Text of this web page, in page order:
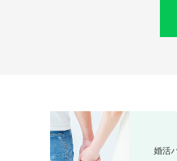
婚活